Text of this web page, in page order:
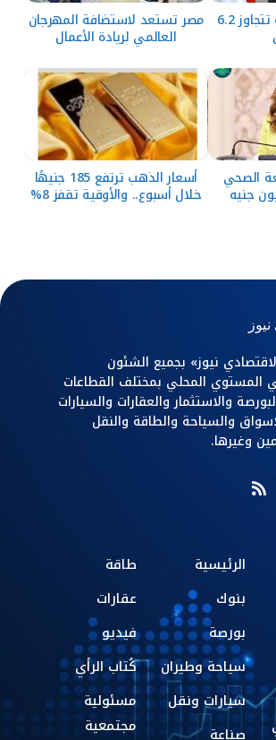
صادرات مصر الزراعية تتجاوز 6.2 مصر تستعد لاستضافة المهرجان
العالمي لريادة الأعمال
الصحي أسعار الذهب ترتفع 185 جنيهًا
خلال أسبوع.. والأوقية تقفز 8%
نيوز» بجميع الشئون
المستوي المحلي بمختلف القطاعات
والاستثمار والعقارات والسيارات
والسياحة والطاقة والنقل
وغيرها.
الرئيسية
بنوك
بورصة
سياحة وطيران
سيارات ونقل
صناعة
طاقة
عقارات
فيديو
كُتاب الرأي
مسئولية
مجتمعية